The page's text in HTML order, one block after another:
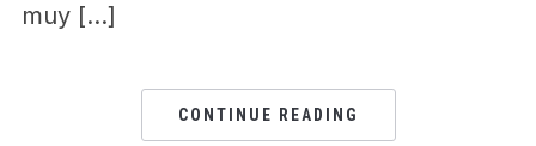
muy […]
CONTINUE READING